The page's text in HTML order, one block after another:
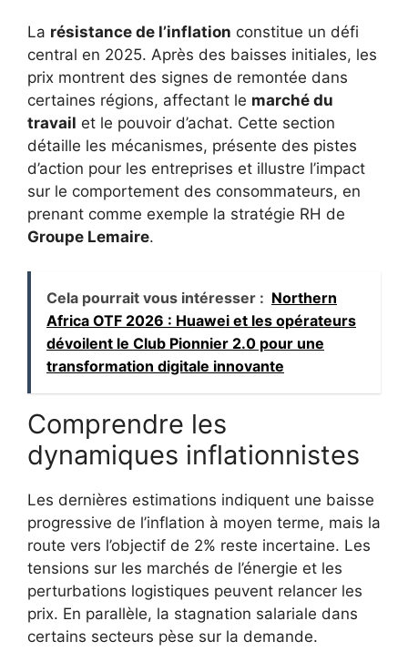
La résistance de l’inflation constitue un défi
central en 2025. Après des baisses initiales, les
prix montrent des signes de remontée dans
certaines régions, affectant le marché du
travail et le pouvoir d’achat. Cette section
détaille les mécanismes, présente des pistes
d’action pour les entreprises et illustre l’impact
sur le comportement des consommateurs, en
prenant comme exemple la stratégie RH de
Groupe Lemaire.
Cela pourrait vous intéresser : Northern
Africa OTF 2026 : Huawei et les opérateurs
dévoilent le Club Pionnier 2.0 pour une
transformation digitale innovante
Comprendre les
dynamiques inflationnistes
Les dernières estimations indiquent une baisse
progressive de l’inflation à moyen terme, mais la
route vers l’objectif de 2% reste incertaine. Les
tensions sur les marchés de l’énergie et les
perturbations logistiques peuvent relancer les
prix. En parallèle, la stagnation salariale dans
certains secteurs pèse sur la demande.